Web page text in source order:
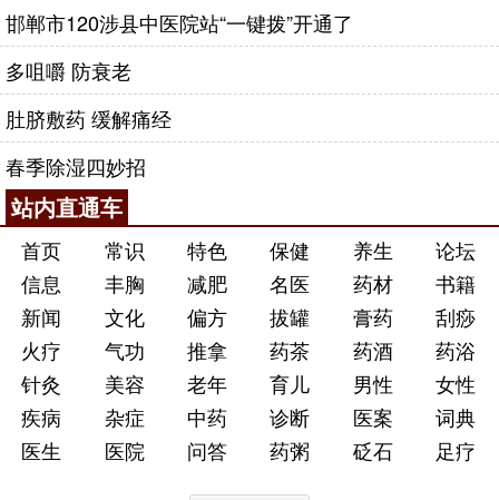
邯郸市120涉县中医院站“一键拨”开通了
多咀嚼 防衰老
肚脐敷药 缓解痛经
春季除湿四妙招
站内直通车
首页 常识 特色 保健 养生
论坛
信息
丰胸 减肥 名医 药材
书籍
新闻
文化 偏方 拔罐 膏药
刮痧
火疗
气功 推拿 药茶 药酒
药浴
针灸
美容 老年 育儿 男性
女性
疾病
杂症 中药 诊断 医案
词典
医生
医院 问答 药粥 砭石 足疗